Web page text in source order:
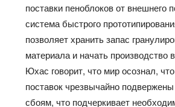
поставки пеноблоков от внешнего
система быстрого
позволяет хранить запас
материала и начать производство
Юхас говорит, что мир осознал,
поставок чрезвычайно
сбоям, что подчеркивает